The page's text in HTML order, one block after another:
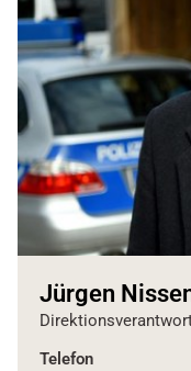
Jürgen
Telefon